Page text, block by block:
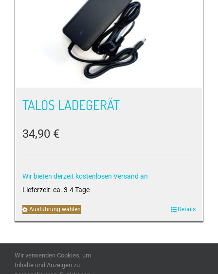
Die
können
der
Produktseite
gewählt
TALOS LADEGERÄT
34,90 €
Wir bieten derzeit kostenlosen Versand an
Lieferzeit:ca. 3-4 Tage
Ausführung wählen
Produkt
mehrere
Varianten
Details
Wir verwenden Cookies, um
Inhalte und Anzeigen zu